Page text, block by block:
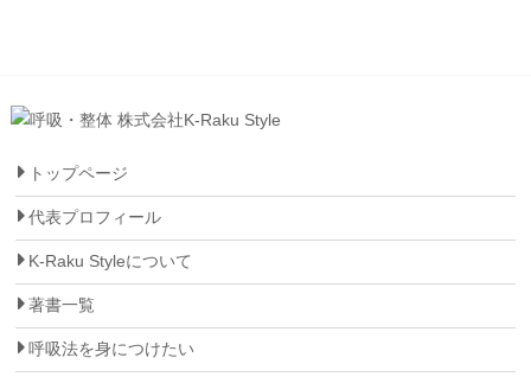
トップページ
代表プロフィール
K-Raku Styleについて
著書一覧
呼吸法を身につけたい